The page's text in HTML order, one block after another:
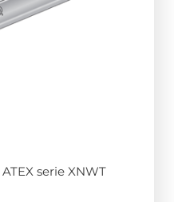
serie XNWT